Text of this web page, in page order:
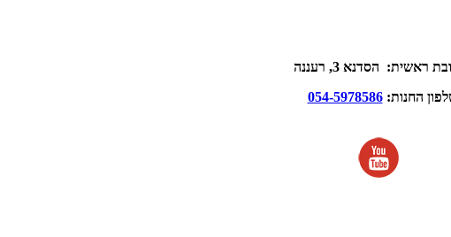
ראשית: הסדנא 3, רעננה
החנות:054-5978586